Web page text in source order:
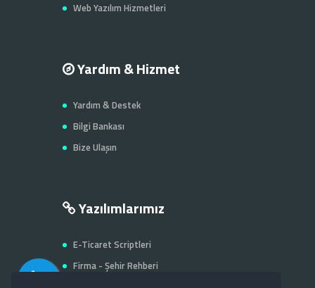
Web Yazılım Hizmetleri
Yardım & Hizmet
Yardım & Destek
Bilgi Bankası
Bize Ulaşın
Yazılımlarımız
E-Ticaret Scriptleri
Firma - Şehir Rehberi